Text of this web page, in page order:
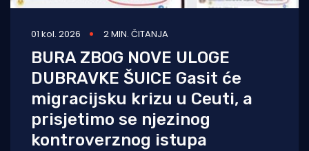
01 kol. 2026 2 MIN. ČITANJA
BURA ZBOG NOVE ULOGE
DUBRAVKE ŠUICE Gasit će
migracijsku krizu u Ceuti, a
prisjetimo se njezinog
kontroverznog istupa